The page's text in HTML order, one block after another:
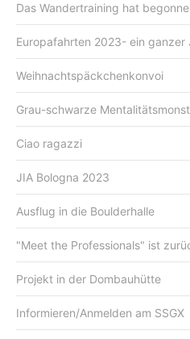
Das Wandertraining hat
Europafahrten 2023- ein
Weihnachtspäckchenkonvoi
Grau-schwarze
Ciao ragazzi
JIA Bologna 2023
Ausflug in die Boulderhalle
"Meet the Professionals" ist
Projekt in der Dombauhütte
Informieren/Anmelden am SSGX